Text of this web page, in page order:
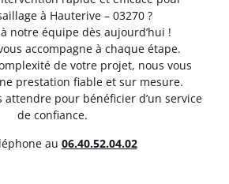
à Hauterive – 03270 ?
notre équipe dès aujourd’hui !
accompagne à chaque étape.
de votre projet, nous vous
prestation fiable et sur mesure.
attendre pour bénéficier d’un service
de confiance.
au 06.40.52.04.02